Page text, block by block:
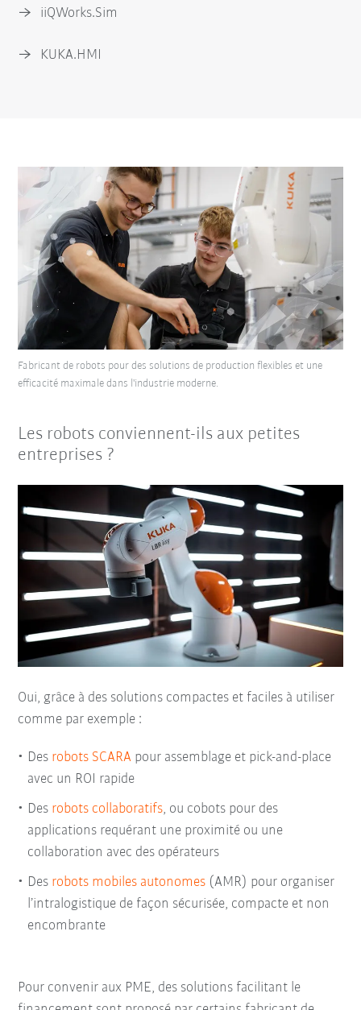
iiQWorks.Sim
KUKA.HMI
Fabricant de robots pour des solutions de production flexibles et une
efficacité maximale dans l'industrie moderne.
Les robots conviennent-ils aux petites
entreprises ?
Oui, grâce à des solutions compactes et faciles à utiliser
comme par exemple :
Des robots SCARA pour assemblage et pick-and-place
avec un ROI rapide
Des robots collaboratifs, ou cobots pour des
applications requérant une proximité ou une
collaboration avec des opérateurs
Des robots mobiles autonomes (AMR) pour organiser
l’intralogistique de façon sécurisée, compacte et non
encombrante
Pour convenir aux PME, des solutions facilitant le